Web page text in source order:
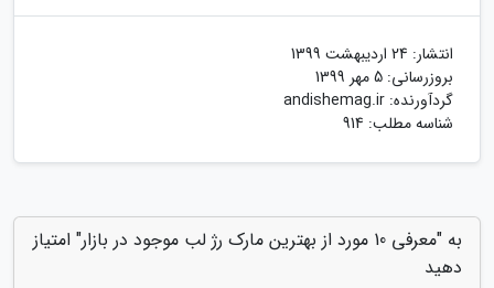
انتشار: 24 اردیبهشت 1399
بروزرسانی: 5 مهر 1399
گردآورنده: andishemag.ir
شناسه مطلب: 914
به "معرفی 10 مورد از بهترین مارک رژ لب موجود در بازار" امتیاز
دهید